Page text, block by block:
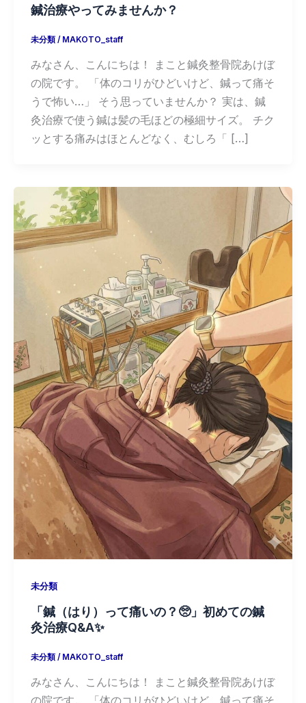
鍼治療やってみませんか？
未分類/ MAKOTO_staff
みなさん、こんにちは！ まこと鍼灸整骨院あけぼ
の院です。 「体のコリがひどいけど、鍼って痛そ
うで怖い…」 そう思っていませんか？ 実は、鍼
灸治療で使う鍼は髪の毛ほどの極細サイズ。 チク
ッとする痛みはほとんどなく、むしろ「 […]
未分類
「鍼（はり）って痛いの？🥺」初めての鍼
灸治療Q&A✨
未分類/ MAKOTO_staff
みなさん、こんにちは！ まこと鍼灸整骨院あけぼ
の院です。 「体のコリがひどいけど、鍼って痛そ